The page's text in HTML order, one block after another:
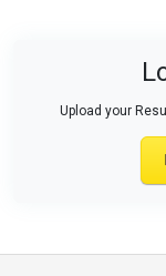
Upload your